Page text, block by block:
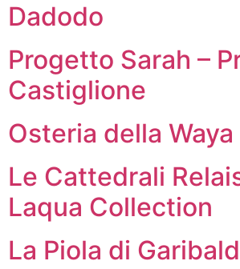
Dadodo
Progetto Sarah –
Castiglione
Osteria della Waya
Le Cattedrali
Laqua Collection
La Piola di